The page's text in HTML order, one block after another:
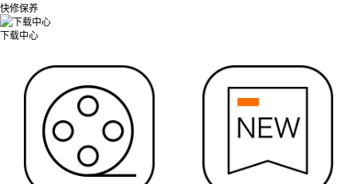
快修保养
下载中心